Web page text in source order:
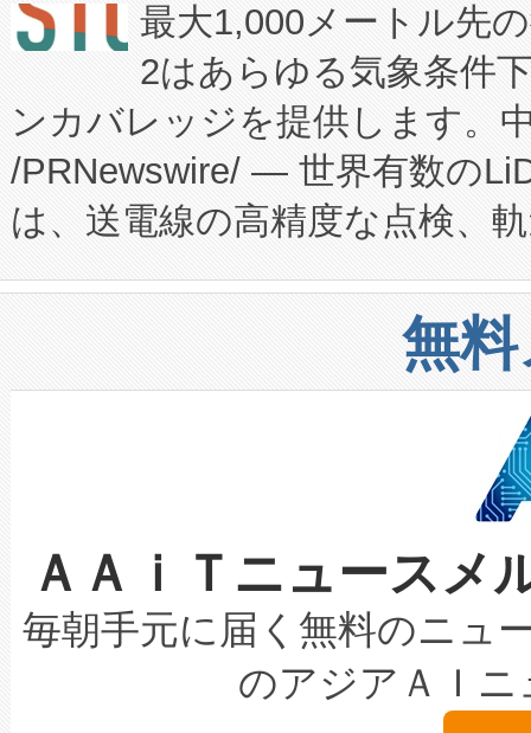
患者にとっての費用負担を大
のアクセスを大幅に拡大する
Fully-Connected Continuous
プログラムには、施設設計・
に関する技術移転および知的
構造化トレーニングカリキュ
上げおよび商用化段階におけ
設備整備および立ち上げ調整
加組織は、Enzeneのバイオ
選定された製品について、自
取得できる可能性もあります
設には、3億～4億ドルかか
最高経営責任者（CEO）であ
す。「当社のfully-connected
ームを利用すれば、6,000万
President原信平）と、エンタ
ードするVoltaiqは、日本にあ
ーエネルギー貯蔵システム（
た。 Voltaiq独自のAI搭載プラ
定、統合、導入、運用に至る
安全性を追跡し、確保する事
増加しているデータセンター
る電力網に大きな負担をかけ
事業者の負担軽減という課題
系統連系を迅速にし、ピーク
限を超えて利用可能な電力容
持できるよう貢献します。こ
ービスレベル契約（SLA）違
テリー性能の劣化によるダウ
念は、現在データセンターが
最大1,000メートル先
2はあらゆる気象条件
ンカバレッジを提供します。
/PRNewswire/ — 世界有数の
は、送電線の高精度な点検、
や穀物倉庫におけるバルク材
リューション「Avia 2」を発
したAvia 2は、1,000メート
狭視野のFOVを切り替えるこ
ケーブル、枝などの細かな対
なレーザースポットにより、
な環境下でも豊かなディテー
キロメートル範囲を検出
LiDAR for Inspections,
は1535 nmレーザーを搭載。
無
ＡＡｉＴニュース
毎朝手元に届く無料のニュ
のアジアＡＩ